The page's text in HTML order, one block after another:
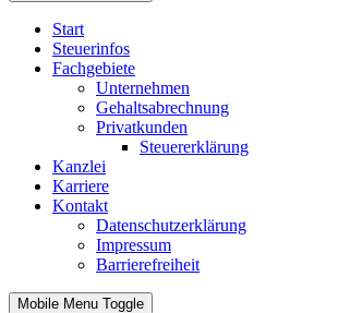
Start
Steuerinfos
Fachgebiete
Unternehmen
Gehaltsabrechnung
Privatkunden
Steuererklärung
Kanzlei
Karriere
Kontakt
Datenschutzerklärung
Impressum
Barrierefreiheit
Mobile Menu Toggle